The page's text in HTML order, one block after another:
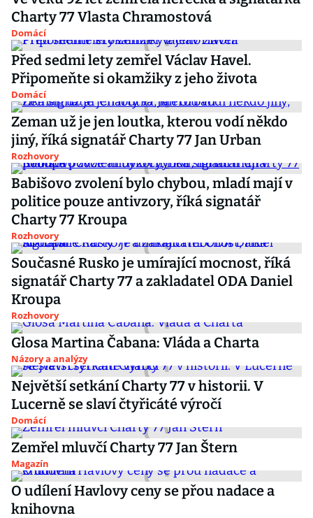
Charty 77 Vlasta Chramostová
Domácí
Před sedmi lety zemřel Václav Havel.
Připomeňte si okamžiky z jeho života
Domácí
Zeman už je jen loutka, kterou vodí někdo
jiný, říká signatář Charty 77 Jan Urban
Rozhovory
Babišovo zvolení bylo chybou, mladí mají v
politice pouze antivzory, říká signatář
Charty 77 Kroupa
Rozhovory
Současné Rusko je umírající mocnost, říká
signatář Charty 77 a zakladatel ODA Daniel
Kroupa
Rozhovory
Glosa Martina Čabana: Vláda a Charta
Názory a analýzy
Největší setkání Charty 77 v historii. V
Lucerně se slaví čtyřicáté výročí
Domácí
Zemřel mluvčí Charty 77 Jan Štern
Magazín
O udílení Havlovy ceny se přou nadace a
knihovna